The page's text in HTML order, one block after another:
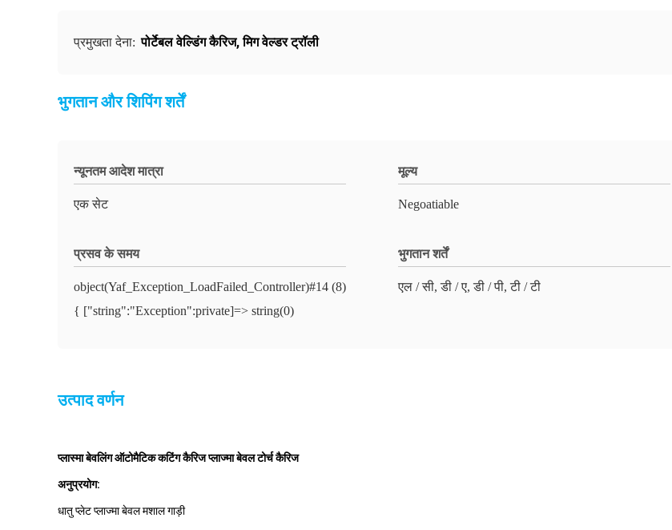
प्रमुखता देना: पोर्टेबल वेल्डिंग कैरिज,मिग वेल्डर ट्रॉली
भुगतान और शिपिंग शर्तें
न्यूनतम आदेश मात्रा
एक सेट
मूल्य
Negoatiable
प्रसव के समय
object(Yaf_Exception_LoadFailed_Controller)#14 (8)
{ ["string":"Exception":private]=> string(0)
भुगतान शर्तें
एल / सी, डी / ए, डी / पी, टी / टी
उत्पाद वर्णन
प्लास्मा बेवलिंग ऑटोमैटिक कटिंग कैरिज प्लाज्मा बेवल टोर्च कैरिज
अनुप्रयोग:
धातु प्लेट प्लाज्मा बेवल मशाल गाड़ी